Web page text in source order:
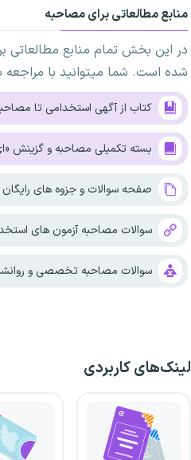
منابع مطالعاتی برای مصاحبه
در این بخش تمام منابع
شده است. شما میتوانید با مراجعه
کتاب از آگهی استخدامی تا
بسته تکمیلی مصاحبه و گزینش
صفحه سوالات و جزوه های رایگان
سوالات مصاحبه آزمون های
سوالات مصاحبه تخصصی و
لینک‌های کاربردی